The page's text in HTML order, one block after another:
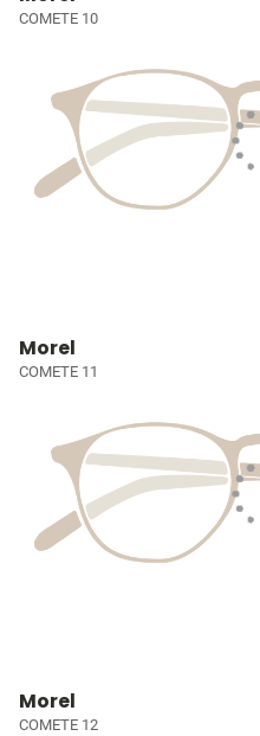
COMETE 10
Morel
COMETE 11
Morel
COMETE 12